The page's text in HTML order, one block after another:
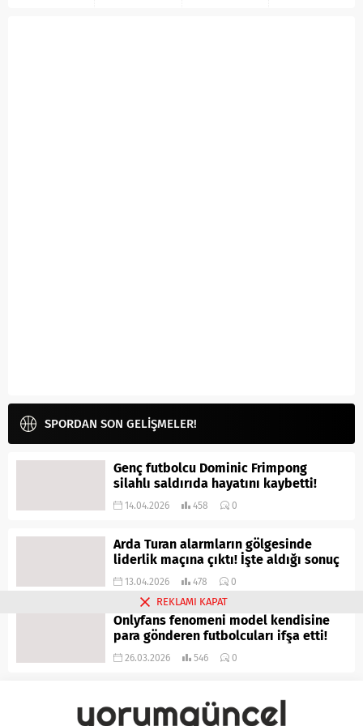
SPORDAN SON GELİŞMELER!
Genç futbolcu Dominic Frimpong
silahlı saldırıda hayatını kaybetti!
14.04.2026 458 0
Arda Turan alarmların gölgesinde
liderlik maçına çıktı! İşte aldığı sonuç
13.04.2026 478 0
Onlyfans fenomeni model kendisine
para gönderen futbolcuları ifşa etti!
26.03.2026 546 0
REKLAMI KAPAT